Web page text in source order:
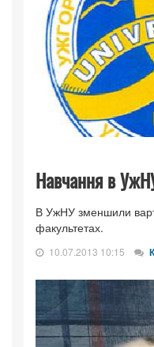
Навчання в
В УжНУ зменшили
факультетах.
10.07.2013 10:15